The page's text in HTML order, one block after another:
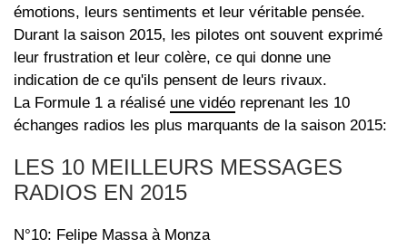
émotions, leurs sentiments et leur véritable pensée.
Durant la saison 2015, les pilotes ont souvent exprimé
leur frustration et leur colère, ce qui donne une
indication de ce qu'ils pensent de leurs rivaux.
La Formule 1 a réalisé une vidéo reprenant les 10
échanges radios les plus marquants de la saison 2015:
LES 10 MEILLEURS MESSAGES
RADIOS EN 2015
N°10: Felipe Massa à Monza